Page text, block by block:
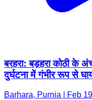
बरहरा: बड़हरा कोठी के
दुर्घटना में गंभीर रूप से
Barhara, Purnia | Feb